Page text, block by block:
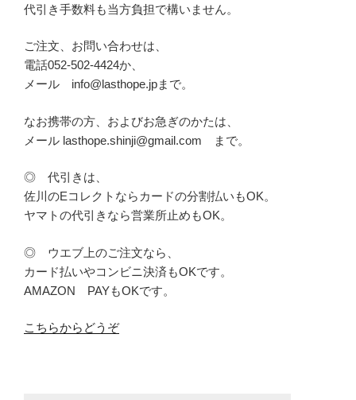
代引き手数料も当方負担で構いません。
ご注文、お問い合わせは、
電話052-502-4424か、
メール info@lasthope.jpまで。
なお携帯の方、およびお急ぎのかたは、
メール lasthope.shinji@gmail.com まで。
◎ 代引きは、
佐川のEコレクトならカードの分割払いもOK。
ヤマトの代引きなら営業所止めもOK。
◎ ウエブ上のご注文なら、
カード払いやコンビニ決済もOKです。
AMAZON PAYもOKです。
こちらからどうぞ